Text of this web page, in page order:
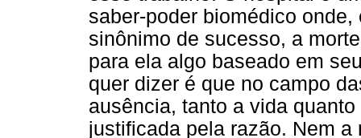
saber-poder biomédico
sinônimo de sucesso, a
para ela algo baseado em
quer dizer é que no campo
ausência, tanto a vida
justificada pela razão. Nem